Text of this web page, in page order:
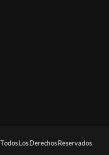
Todos Los Derechos Reservados